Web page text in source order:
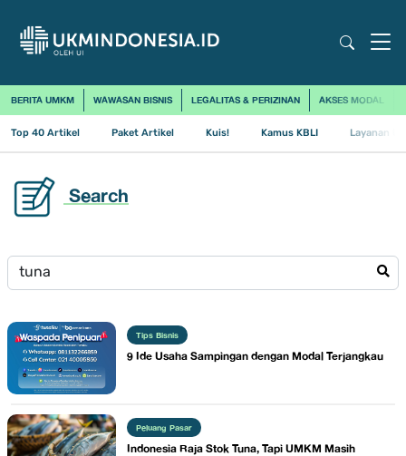
BERITA UMKM WAWASAN BISNIS LEGALITAS & PERIZINAN AKSES MODAL
Top 40 Artikel Paket Artikel Kuis! Kamus KBLI Layanan
Search
Tips Bisnis
9 Ide Usaha Sampingan dengan Modal Terjangkau
Peluang Pasar
Indonesia Raja Stok Tuna, Tapi UMKM Masih